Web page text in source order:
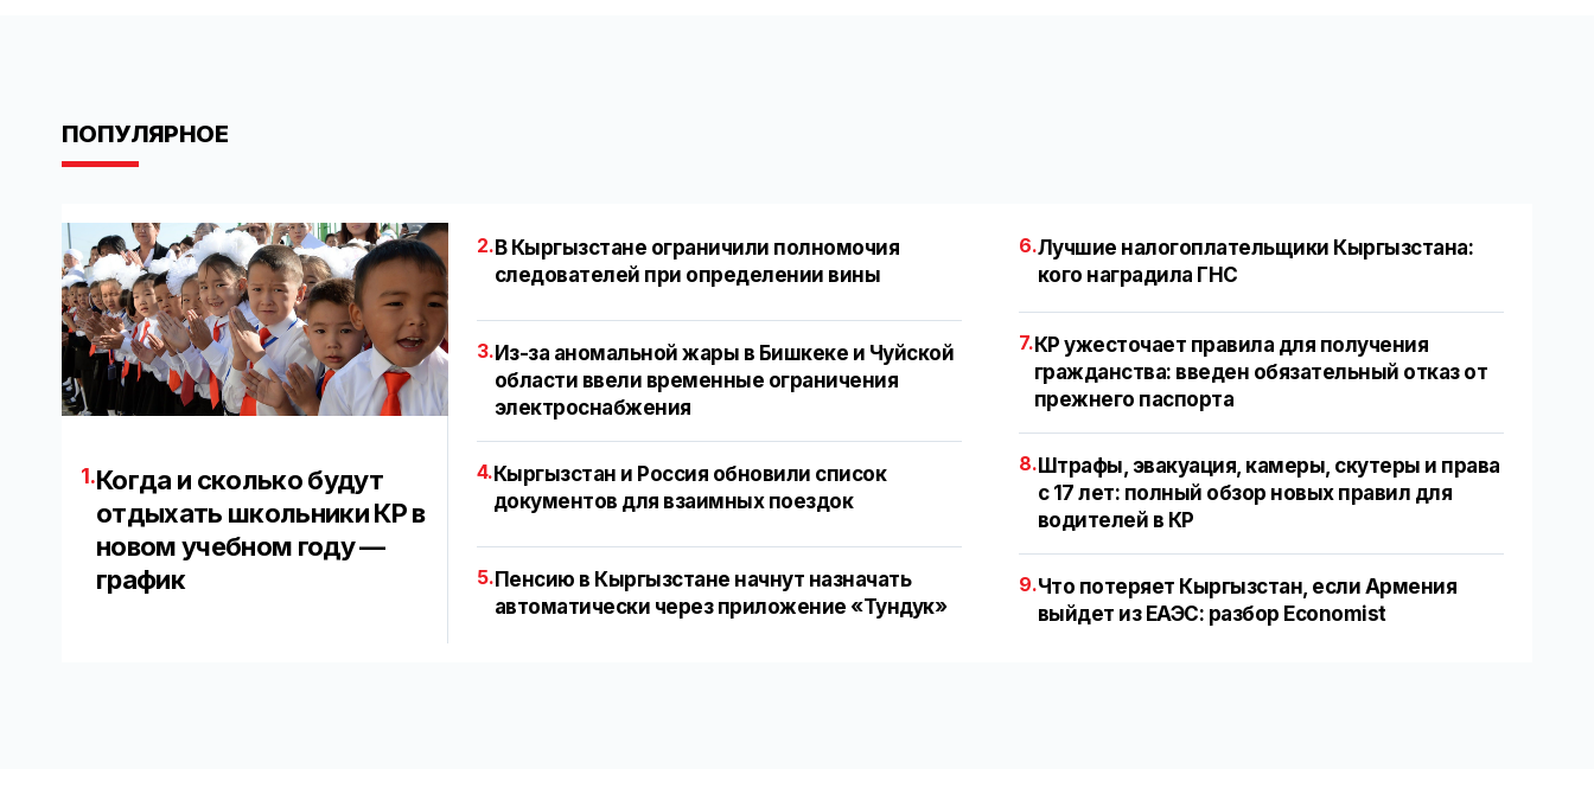
ПОПУЛЯРНОЕ
1.Когда и сколько будут
отдыхать школьники КР в
новом учебном году —
график
2. В Кыргызстане ограничили полномочия
следователей при определении вины
3.Из-за аномальной жары в Бишкеке и Чуйской
области ввели временные ограничения
электроснабжения
4.Кыргызстан и Россия обновили список
документов для взаимных поездок
5.Пенсию в Кыргызстане начнут назначать
автоматически через приложение «Тундук»
6.Лучшие налогоплательщики Кыргызстана:
кого наградила ГНС
7. КР ужесточает правила для получения
гражданства: введен обязательный отказ от
прежнего паспорта
8. Штрафы, эвакуация, камеры, скутеры и права
с 17 лет: полный обзор новых правил для
водителей в КР
9.Что потеряет Кыргызстан, если Армения
выйдет из ЕАЭС: разбор Economist